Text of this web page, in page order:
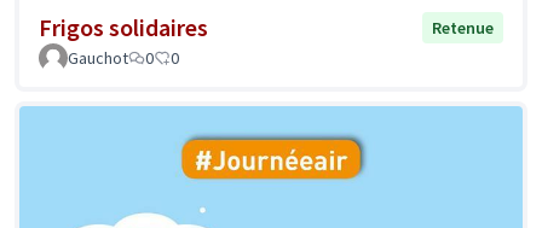
Frigos solidaires
Retenue
Gauchot
0 0